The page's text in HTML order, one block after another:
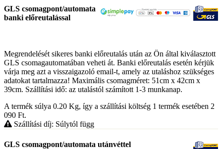
GLS csomagpont/automata
banki előreutalással
Megrendelését sikeres banki előreutalás után az Ön által kiválasztott
GLS csomagautomatában veheti át. Banki előreutalás esetén kérjük
várja meg azt a visszaigazoló email-t, amely az utaláshoz szükséges
adatokat tartalmazza! Maximális csomagméret: 51cm x 42cm x
39cm. Szállítási idő: az utalástól számított 1-3 munkanap.
A termék súlya 0.20 Kg, így a szállítási költség 1 termék esetében 2
090 Ft.
Szállítási díj: Súlytól függ
GLS csomagpont/automata utánvéttel